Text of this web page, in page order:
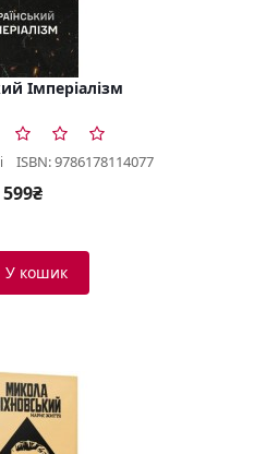
Імперіалізм
ISBN: 9786178114077
599₴
У кошик